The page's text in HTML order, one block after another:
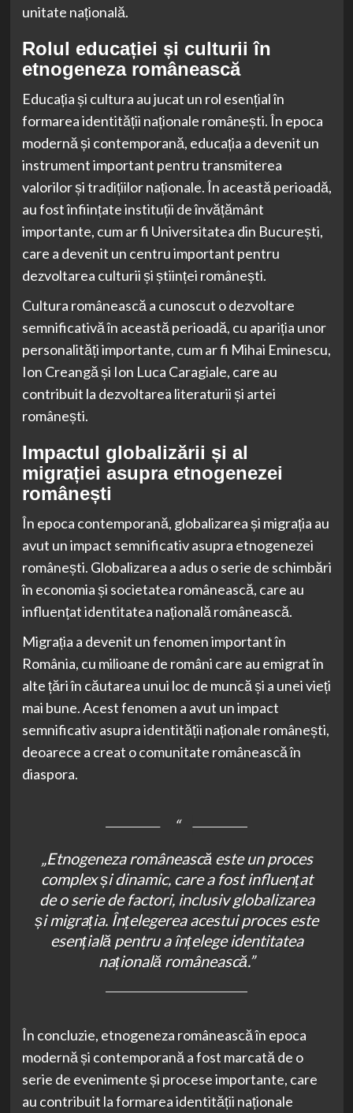
unitate națională.
Rolul educației și culturii în
etnogeneza românească
Educația și cultura au jucat un rol esențial în
formarea identității naționale românești. În epoca
modernă și contemporană, educația a devenit un
instrument important pentru transmiterea
valorilor și tradițiilor naționale. În această perioadă,
au fost înființate instituții de învățământ
importante, cum ar fi Universitatea din București,
care a devenit un centru important pentru
dezvoltarea culturii și științei românești.
Cultura românească a cunoscut o dezvoltare
semnificativă în această perioadă, cu apariția unor
personalități importante, cum ar fi Mihai Eminescu,
Ion Creangă și Ion Luca Caragiale, care au
contribuit la dezvoltarea literaturii și artei
românești.
Impactul globalizării și al
migrației asupra etnogenezei
românești
În epoca contemporană, globalizarea și migrația au
avut un impact semnificativ asupra etnogenezei
românești. Globalizarea a adus o serie de schimbări
în economia și societatea românească, care au
influențat identitatea națională românească.
Migrația a devenit un fenomen important în
România, cu milioane de români care au emigrat în
alte țări în căutarea unui loc de muncă și a unei vieți
mai bune. Acest fenomen a avut un impact
semnificativ asupra identității naționale românești,
deoarece a creat o comunitate românească în
diaspora.
„Etnogeneza românească este un proces
complex și dinamic, care a fost influențat
de o serie de factori, inclusiv globalizarea
și migrația. Înțelegerea acestui proces este
esențială pentru a înțelege identitatea
națională românească.”
În concluzie, etnogeneza românească în epoca
modernă și contemporană a fost marcată de o
serie de evenimente și procese importante, care
au contribuit la formarea identității naționale